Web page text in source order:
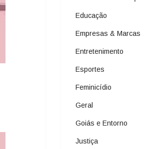
Educação
Empresas & Marcas
Entretenimento
Esportes
Feminicídio
Geral
Goiás e Entorno
Justiça